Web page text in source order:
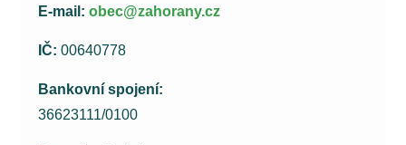
E-mail: obec@zahorany.cz
IČ: 00640778
Bankovní spojení:
36623111/0100